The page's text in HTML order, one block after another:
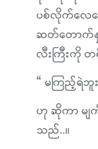
ပစ်လိုက်လေတ
ဆတ်တောက်
လီးကြီးကို တ
“ မကြည့်ရဲဘူ
ဟု ဆိုကာ မျ
သည်..။